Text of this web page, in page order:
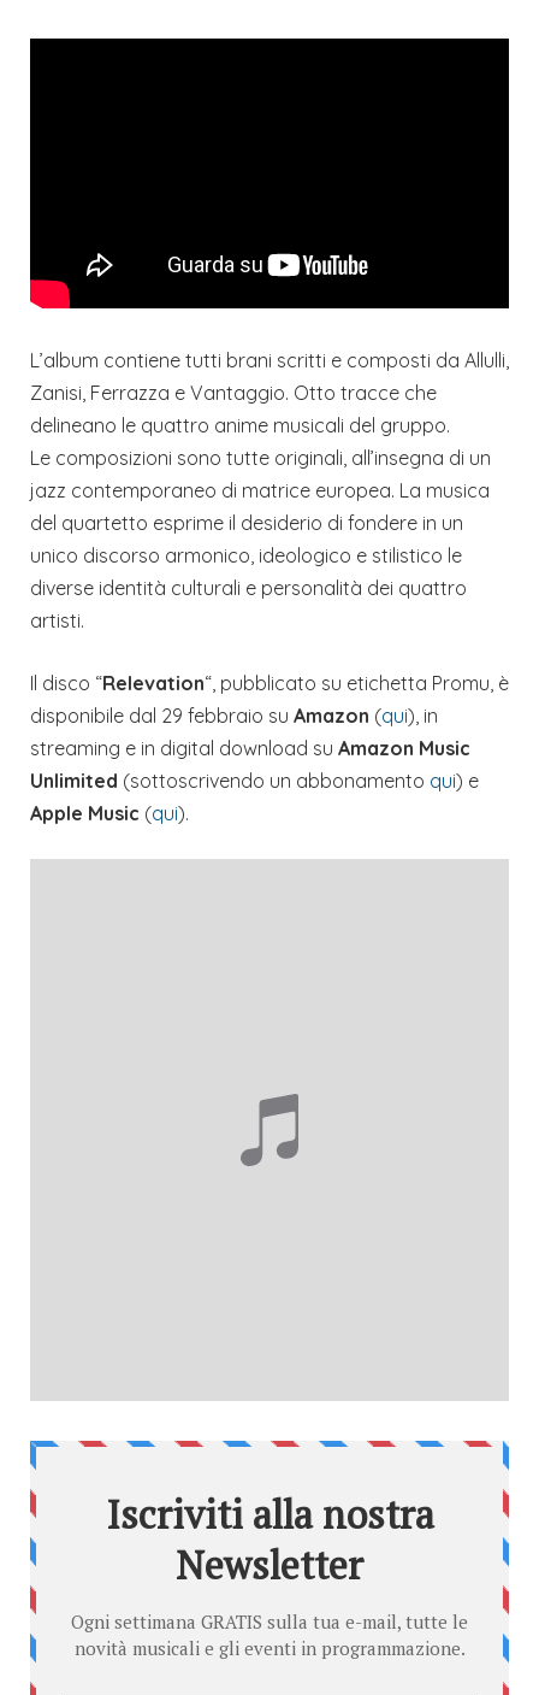
L’album contiene tutti brani scritti e composti da Allulli,
Zanisi, Ferrazza e Vantaggio. Otto tracce che
delineano le quattro anime musicali del gruppo.
Le composizioni sono tutte originali, all’insegna di un
jazz contemporaneo di matrice europea. La musica
del quartetto esprime il desiderio di fondere in un
unico discorso armonico, ideologico e stilistico le
diverse identità culturali e personalità dei quattro
artisti.
Il disco “Relevation“, pubblicato su etichetta Promu, è
disponibile dal 29 febbraio su Amazon (qui), in
streaming e in digital download su Amazon Music
Unlimited (sottoscrivendo un abbonamento qui) e
Apple Music (qui).